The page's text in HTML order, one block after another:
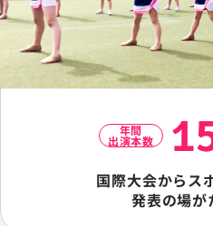
年間
出演本数
国際大会からス
発表の場が